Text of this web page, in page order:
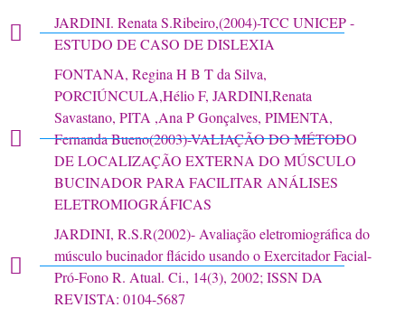
JARDINI. Renata S.Ribeiro,(2004)-TCC UNICEP -
ESTUDO DE CASO DE DISLEXIA
FONTANA, Regina H B T da Silva,
PORCIÚNCULA,Hélio F, JARDINI,Renata
Savastano, PITA ,Ana P Gonçalves, PIMENTA,
Fernanda Bueno(2003)-VALIAÇÃO DO MÉTODO
DE LOCALIZAÇÃO EXTERNA DO MÚSCULO
BUCINADOR PARA FACILITAR ANÁLISES
ELETROMIOGRÁFICAS
JARDINI, R.S.R(2002)- Avaliação eletromiográfica do
músculo bucinador flácido usando o Exercitador Facial-
Pró-Fono R. Atual. Ci., 14(3), 2002; ISSN DA
REVISTA: 0104-5687